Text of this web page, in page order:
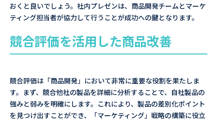
おくと良いでしょう。社内プレゼンは、商品開発チームとマーケ
ティング担当者が協力して行うことが成功への鍵となります。
競合評価を活用した商品改善
競合評価は「商品開発」において非常に重要な役割を果たしま
す。まず、競合他社の製品を詳細に分析することで、自社製品の
強みと弱みを明確にします。これにより、製品の差別化ポイント
を見つけ出すことができ、「マーケティング」戦略の構築に役立